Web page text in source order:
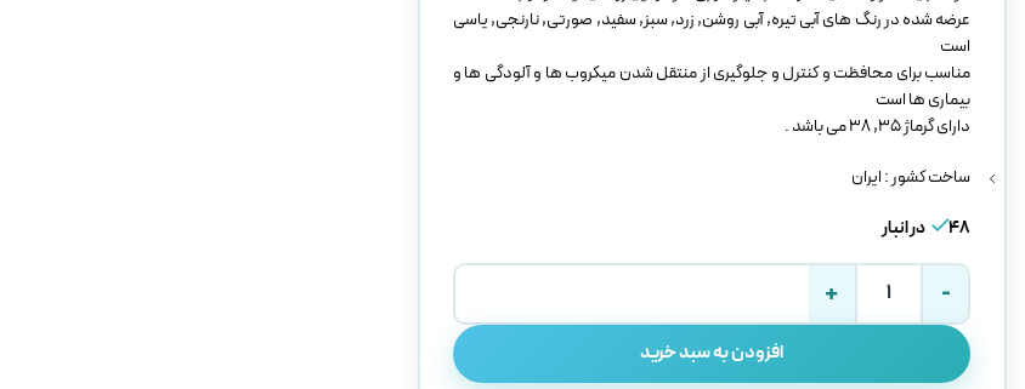
عرضه شده در رنگ های آبی تیره, آبی روشن, زرد, سبز, سفید, صورتی, نارنجی, یاسی
است
مناسب برای محافظت و کنترل و جلوگیری از منتقل شدن میکروب ها و آلودگی ها و
بیماری ها است
دارای گرماژ 35, 38 می باشد .
ساخت کشور : ایران
48 در انبار
افزودن به سبد خرید